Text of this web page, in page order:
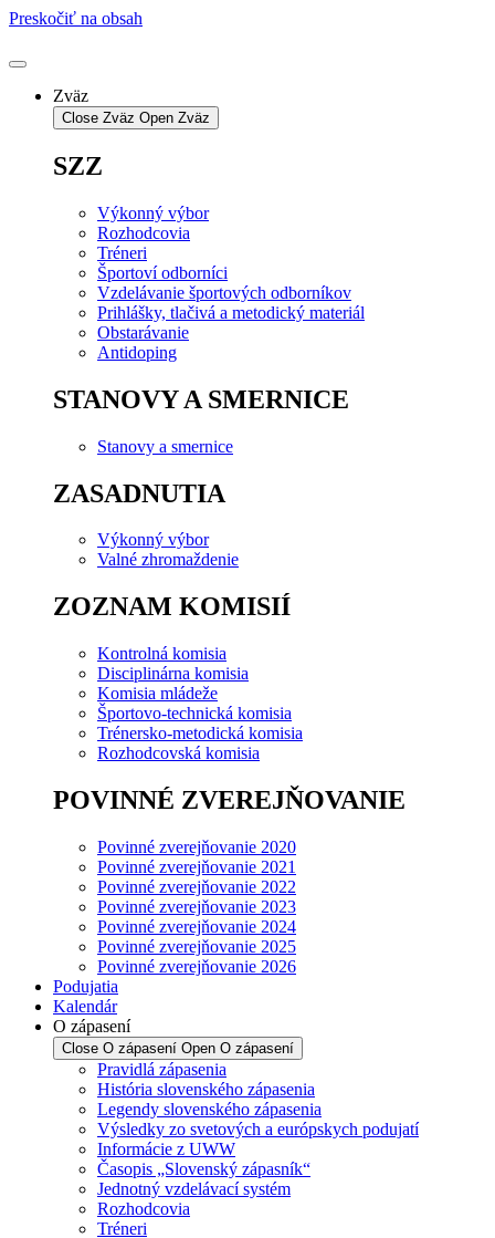
Preskočiť na obsah
Zväz
Close Zväz Open Zväz
SZZ
Výkonný výbor
Rozhodcovia
Tréneri
Športoví odborníci
Vzdelávanie športových odborníkov
Prihlášky, tlačivá a metodický materiál
Obstarávanie
Antidoping
STANOVY A SMERNICE
Stanovy a smernice
ZASADNUTIA
Výkonný výbor
Valné zhromaždenie
ZOZNAM KOMISIÍ
Kontrolná komisia
Disciplinárna komisia
Komisia mládeže
Športovo-technická komisia
Trénersko-metodická komisia
Rozhodcovská komisia
POVINNÉ ZVEREJŇOVANIE
Povinné zverejňovanie 2020
Povinné zverejňovanie 2021
Povinné zverejňovanie 2022
Povinné zverejňovanie 2023
Povinné zverejňovanie 2024
Povinné zverejňovanie 2025
Povinné zverejňovanie 2026
Podujatia
Kalendár
O zápasení
Close O zápasení Open O zápasení
Pravidlá zápasenia
História slovenského zápasenia
Legendy slovenského zápasenia
Výsledky zo svetových a európskych podujatí
Informácie z UWW
Časopis „Slovenský zápasník“
Jednotný vzdelávací systém
Rozhodcovia
Tréneri